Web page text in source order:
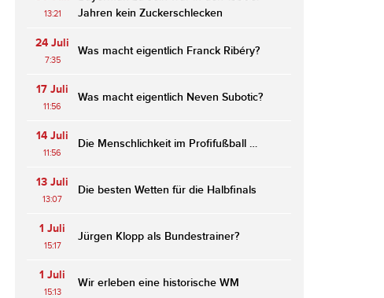
13:21
Jahren kein Zuckerschlecken
24 Juli
7:35
Was macht eigentlich Franck Ribéry?
17 Juli
11:56
Was macht eigentlich Neven Subotic?
14 Juli
11:56
Die Menschlichkeit im Profifußball …
13 Juli
13:07
Die besten Wetten für die Halbfinals
1 Juli
15:17
Jürgen Klopp als Bundestrainer?
1 Juli
15:13
Wir erleben eine historische WM